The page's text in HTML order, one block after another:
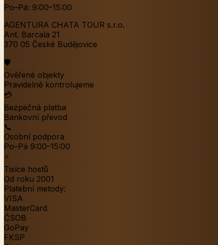
Po–Pá: 9:00–15:00
AGENTURA CHATA TOUR s.r.o.
Ant. Barcala 21
370 05 České Budějovice
🛡️
Ověřené objekty
Pravidelně kontrolujeme
💳
Bezpečná platba
Bankovní převod
📞
Osobní podpora
Po–Pá 9:00–15:00
⭐
Tisíce hostů
Od roku 2001
Platební metody:
VISA
MasterCard
ČSOB
GoPay
FKSP